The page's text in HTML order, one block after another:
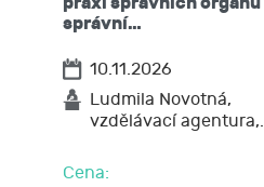
těchto údajů,
popřípadě
požadovat
na
správní…
10.11.2026
Ludmila Novotná,
vzdělávací
Cena: